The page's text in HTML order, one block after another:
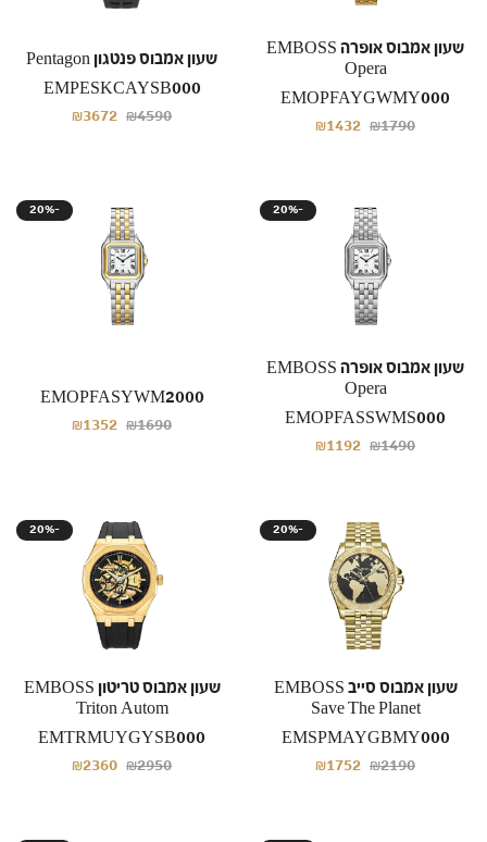
שעון אמבוס פנטגון Pentagon
EMPESKCAYSB000
₪3672 ₪4590
שעון אמבוס אופרה EMBOSS
Opera
EMOPFAYGWMY000
₪1432 ₪1790
20%-
EMOPFASYWM2000
₪1352 ₪1690
20%-
שעון אמבוס אופרה EMBOSS
Opera
EMOPFASSWMS000
₪1192 ₪1490
20%-
שעון אמבוס טריטון EMBOSS
Triton Autom
EMTRMUYGYSB000
₪2360 ₪2950
20%-
שעון אמבוס סייב EMBOSS
Save The Planet
EMSPMAYGBMY000
₪1752 ₪2190